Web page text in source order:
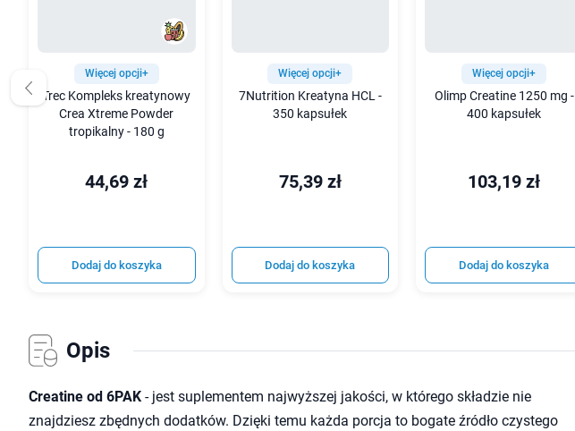
Więcej opcji+
Trec Kompleks kreatynowy
Crea Xtreme Powder
tropikalny - 180 g
44,69 zł
Dodaj do koszyka
Więcej opcji+
7Nutrition Kreatyna HCL -
350 kapsułek
75,39 zł
Dodaj do koszyka
Więcej opcji+
Olimp Creatine 1250 mg -
400 kapsułek
103,19 zł
Dodaj do koszyka
Opis
Creatine od 6PAK - jest suplementem najwyższej jakości, w którego składzie nie
znajdziesz zbędnych dodatków. Dzięki temu każda porcja to bogate źródło czystego